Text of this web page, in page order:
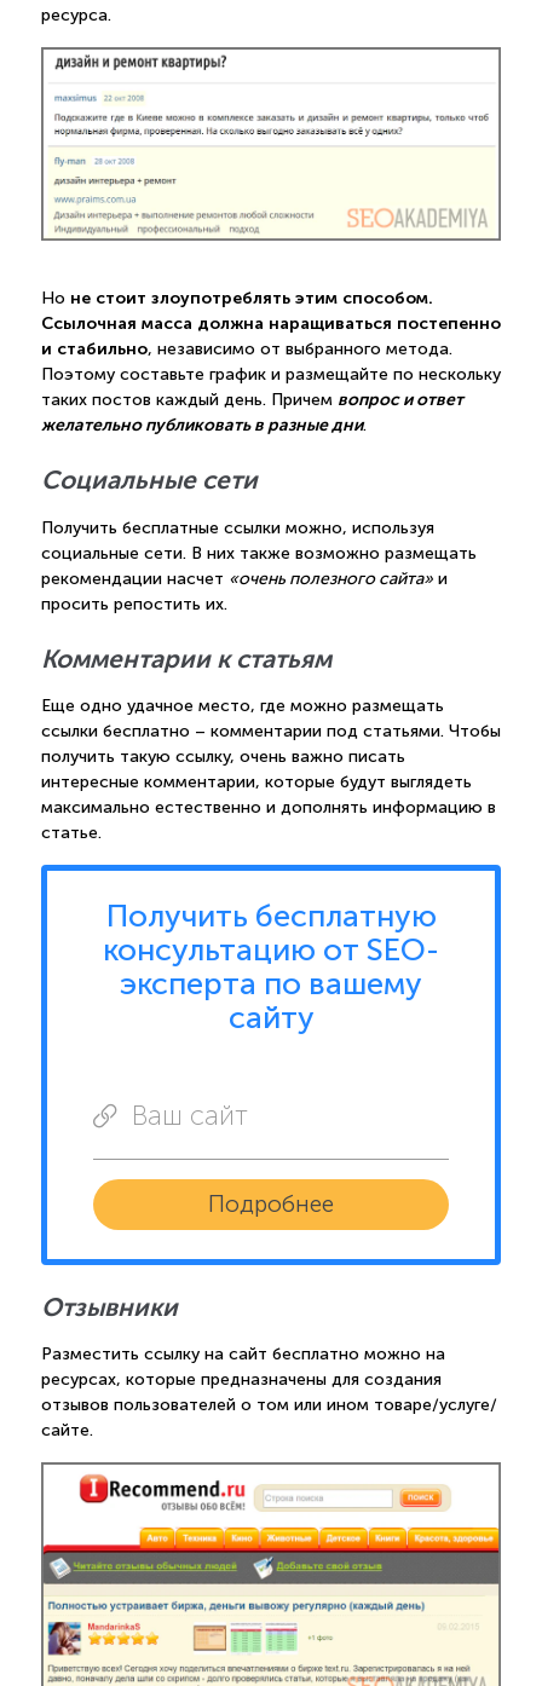
ресурса.
Но не стоит злоупотреблять этим способом.
Ссылочная масса должна наращиваться постепенно
и стабильно, независимо от выбранного метода.
Поэтому составьте график и размещайте по нескольку
таких постов каждый день. Причем вопрос и ответ
желательно публиковать в разные дни.
Социальные сети
Получить бесплатные ссылки можно, используя
социальные сети. В них также возможно размещать
рекомендации насчет «очень полезного сайта»и
просить репостить их.
Комментарии к статьям
Еще одно удачное место, где можно размещать
ссылки бесплатно – комментарии под статьями. Чтобы
получить такую ссылку, очень важно писать
интересные комментарии, которые будут выглядеть
максимально естественно и дополнять информацию в
статье.
Получить бесплатную
консультацию от SEO-
эксперта по вашему
сайту
Ваш сайт
Подробнее
Отзывники
Разместить ссылку на сайт бесплатно можно на
ресурсах, которые предназначены для создания
отзывов пользователей о том или ином товаре/услуге/
сайте.